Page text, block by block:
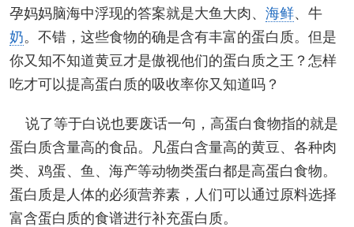
孕妈妈脑海中浮现的答案就是大鱼大肉、 海鲜、牛
奶。不错，这些食物的确是含有丰富的蛋白质。但是
你又知不知道黄豆才是傲视他们的蛋白质之王？怎样
吃才可以提高蛋白质的吸收率你又知道吗？
说了等于白说也要废话一句，高蛋白食物指的就是
蛋白质含量高的食品。凡蛋白含量高的黄豆、各种肉
类、鸡蛋、鱼、海产等动物类蛋白都是高蛋白食物。
蛋白质是人体的必须营养素，人们可以通过原料选择
富含蛋白质的食谱进行补充蛋白质。